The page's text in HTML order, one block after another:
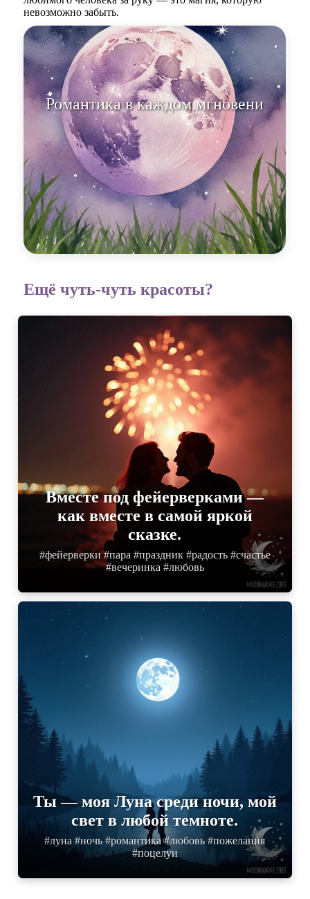
невозможно забыть.
Романтика в каждом мгновении,
когда мы
Ещё чуть-чуть красоты?
Вместе под фейерверками —
как вместе в самой яркой
сказке.
#фейерверки #пара #праздник #радость #счастье
#вечеринка #любовь
Ты — моя Луна среди ночи, мой
свет в любой темноте.
#луна #ночь #романтика #любовь #пожелания
#поцелуи